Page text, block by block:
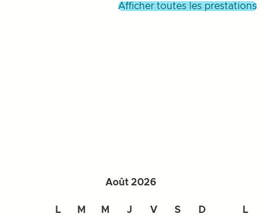
afficher toutes les prestations
Août 2026
L M M J V S D L